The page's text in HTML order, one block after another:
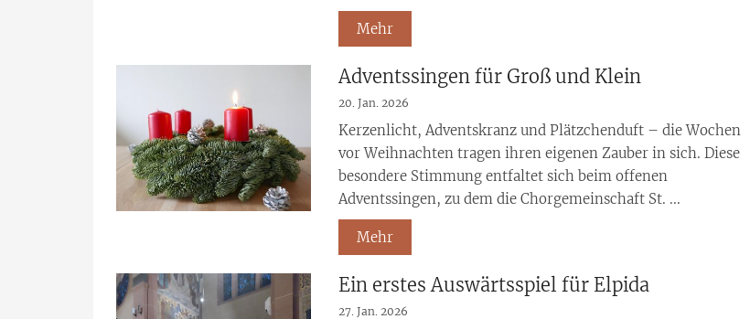
Mehr
Adventssingen für Groß und Klein
20. Jan. 2026
Kerzenlicht, Adventskranz und Plätzchenduft – die Wochen
vor Weihnachten tragen ihren eigenen Zauber in sich. Diese
besondere Stimmung entfaltet sich beim offenen
Adventssingen, zu dem die Chorgemeinschaft St. ...
Mehr
Ein erstes Auswärtsspiel für Elpida
27. Jan. 2026